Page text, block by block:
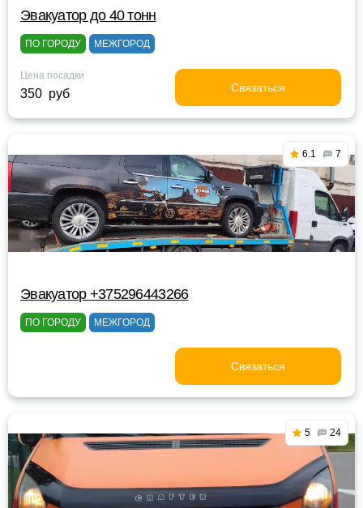
Эвакуатор до 40 тонн
ПО ГОРОДУ МЕЖГОРОД
Цена посадки
350 руб Связаться
6.1 7
Эвакуатор +375296443266
ПО ГОРОДУ МЕЖГОРОД
Связаться
5 24